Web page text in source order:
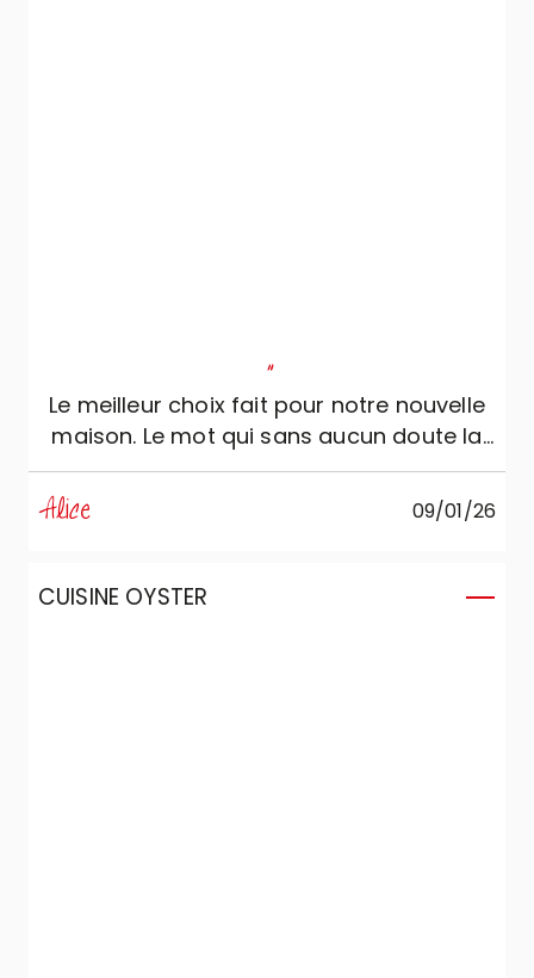
"
Le meilleur choix fait pour notre nouvelle
maison. Le mot qui sans aucun doute la
caractérise est « élégance ». Cristina est
la personne dont nous avions vraiment
besoin : gentille et très compétente, elle a
en les adaptant au projet.
Alice 09/01/26
CUISINE OYSTER